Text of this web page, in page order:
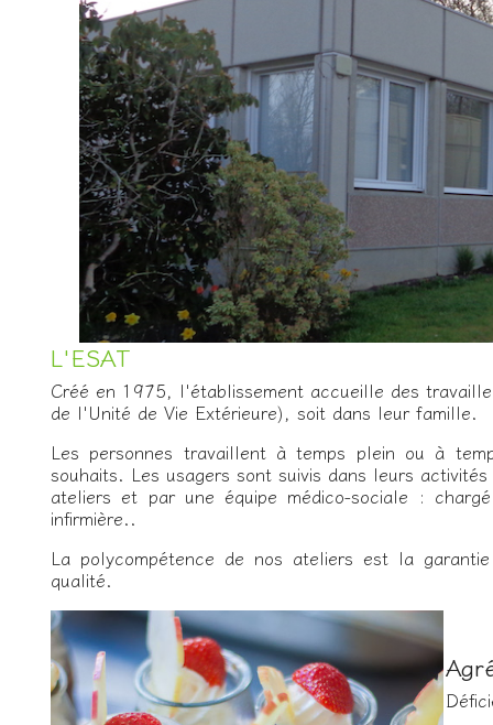
L'ESAT
Créé en 1975, l'établissement accueille des
de l'Unité de Vie Extérieure), soit dans leur famille.
Les personnes travaillent à temps plein ou à
souhaits. Les usagers sont suivis dans leurs
ateliers et par une équipe médico-sociale :
infirmière..
La polycompétence de nos ateliers est la
qualité.